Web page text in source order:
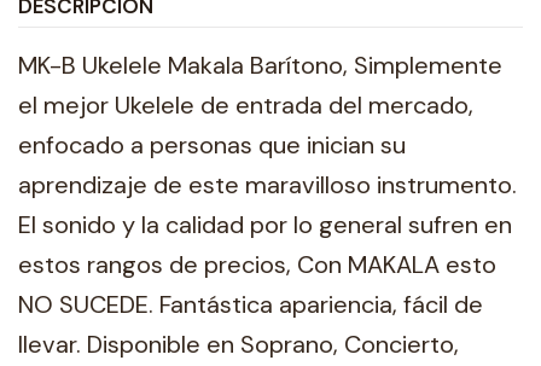
DESCRIPCIÓN
MK-B Ukelele Makala Barítono, Simplemente
el mejor Ukelele de entrada del mercado,
enfocado a personas que inician su
aprendizaje de este maravilloso instrumento.
El sonido y la calidad por lo general sufren en
estos rangos de precios, Con MAKALA esto
NO SUCEDE. Fantástica apariencia, fácil de
llevar. Disponible en Soprano, Concierto,